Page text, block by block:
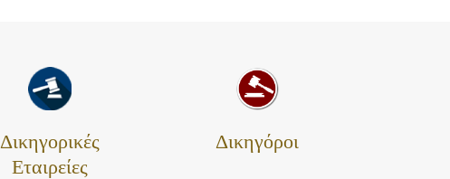
Δικηγορικές
Εταιρείες
Δικηγόροι